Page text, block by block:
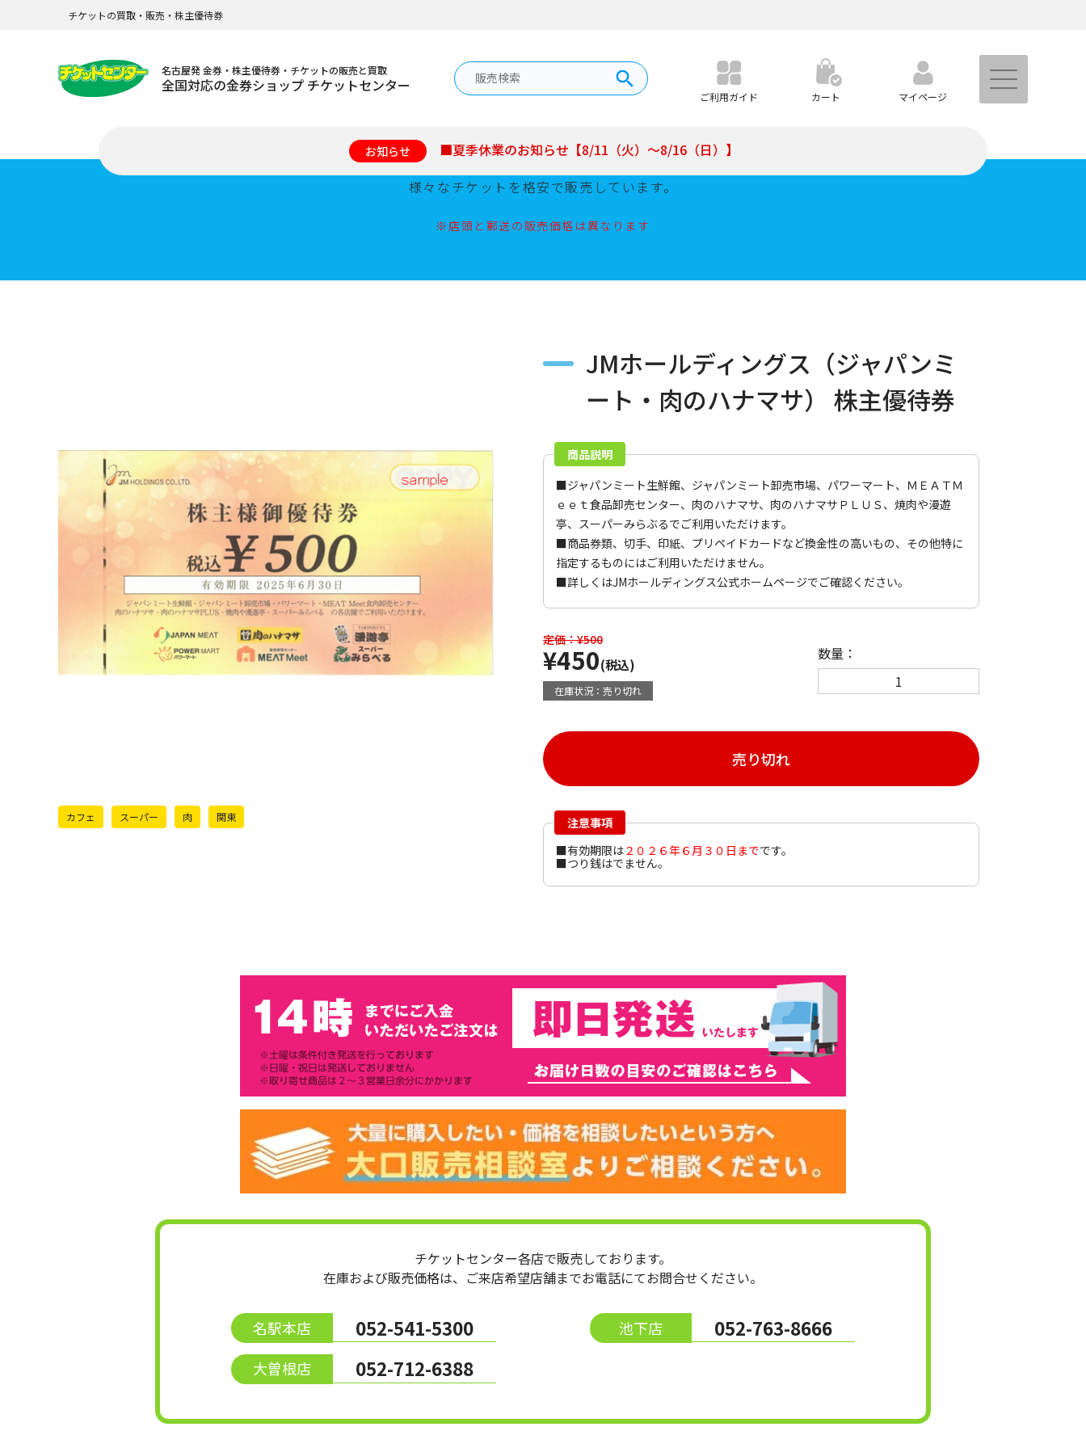
チケットの買取・販売・株主優待券
名古屋発 金券・株主優待券・チケットの販売と買取
全国対応の金券ショップ チケットセンター
ご利用ガイド カート マイページ
お知らせ ■夏季休業のお知らせ【8/11（火）～8/16（日）】
チケット販売
格安新幹線、格安航空券、野球チケット、イベント公演チケットなど
様々なチケットを格安で販売しています。
※店頭と郵送の販売価格は異なります
カフェ スーパー 肉 関東
JMホールディングス（ジャパンミ
ート・肉のハナマサ） 株主優待券
商品説明
■ジャパンミート生鮮館、ジャパンミート卸売市場、パワーマート、ＭＥＡＴＭ
ｅｅｔ食品卸売センター、肉のハナマサ、肉のハナマサＰＬＵＳ、焼肉や漫遊
亭、スーパーみらぶるでご利用いただけます。
■商品券類、切手、印紙、プリペイドカードなど換金性の高いもの、その他特に
指定するものにはご利用いただけません。
■詳しくはJMホールディングス公式ホームページでご確認ください。
在庫状況：売り切れ
定価：¥500
¥450(税込)
数量：
売り切れ
注意事項
■有効期限は２０２６年６月３０日までです。
■つり銭はでません。
チケットセンター各店で販売しております。
在庫および販売価格は、ご来店希望店舗までお電話にてお問合せください。
名駅本店 052-541-5300 池下店 052-763-8666
大曽根店 052-712-6388